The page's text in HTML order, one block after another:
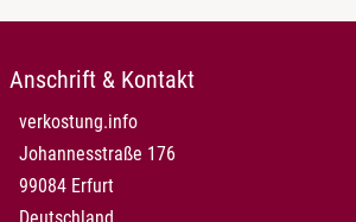
Anschrift & Kontakt
verkostung.info
Johannesstraße 176
99084 Erfurt